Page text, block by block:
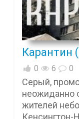
Карантин
0 6 0
Серый,
неожиданно
жителей